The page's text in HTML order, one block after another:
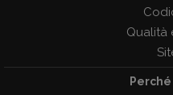
Qualità